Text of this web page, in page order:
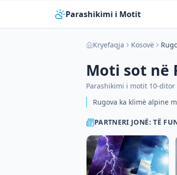
Parashikimi i Motit
Kryefaqja Kosovë
Moti sot në
Parashikimi i motit 10-ditor
Rugova ka klimë alpine
PARTNERI JONË: TË